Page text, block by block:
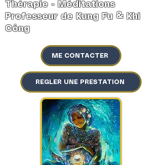
Thérapie - Méditations
Professeur de Kung Fu & Khi
Công
ME CONTACTER
REGLER UNE PRESTATION